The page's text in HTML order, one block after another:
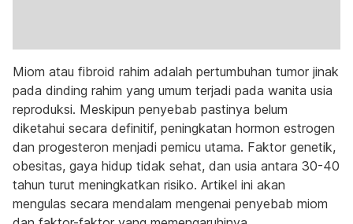
Miom atau fibroid rahim adalah pertumbuhan tumor jinak
pada dinding rahim yang umum terjadi pada wanita usia
reproduksi. Meskipun penyebab pastinya belum
diketahui secara definitif, peningkatan hormon estrogen
dan progesteron menjadi pemicu utama. Faktor genetik,
obesitas, gaya hidup tidak sehat, dan usia antara 30-40
tahun turut meningkatkan risiko. Artikel ini akan
mengulas secara mendalam mengenai penyebab miom